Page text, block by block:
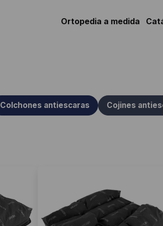
Ortopedia a medida
Colchones antiescaras Cojines
producto
tiene